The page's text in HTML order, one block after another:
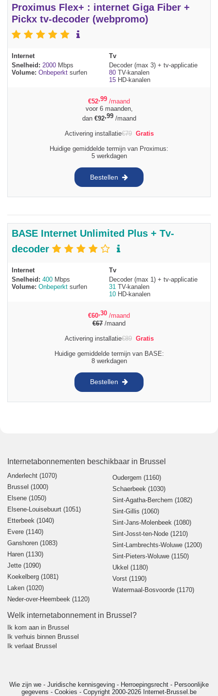
Proximus Flex+ : internet Giga Fiber +
Pickx tv-decoder (webpromo)
Internet
Snelheid: 2000 Mbps
Volume: Onbeperkt surfen
Tv
Decoder (max 3) + tv-applicatie
80 TV-kanalen
15 HD-kanalen
€52,99 /maand
voor 6 maanden,
dan €92,99/maand
Activering installatie€79 Gratis
Huidige gemiddelde termijn van Proximus:
5 werkdagen
Bestellen
BASE Internet Unlimited Plus + Tv-
decoder
Internet
Snelheid: 400 Mbps
Volume: Onbeperkt surfen
Tv
Decoder (max 1) + tv-applicatie
31 TV-kanalen
10 HD-kanalen
€60,30 /maand
€67 /maand
Activering installatie€89 Gratis
Huidige gemiddelde termijn van BASE:
8 werkdagen
Bestellen
Internetabonnementen beschikbaar in Brussel
Anderlecht (1070)
Brussel (1000)
Elsene (1050)
Elsene-Louisebuurt (1051)
Etterbeek (1040)
Evere (1140)
Ganshoren (1083)
Haren (1130)
Jette (1090)
Koekelberg (1081)
Laken (1020)
Neder-over-Heembeek (1120)
Oudergem (1160)
Schaerbeek (1030)
Sint-Agatha-Berchem (1082)
Sint-Gillis (1060)
Sint-Jans-Molenbeek (1080)
Sint-Josst-ten-Node (1210)
Sint-Lambrechts-Woluwe (1200)
Sint-Pieters-Woluwe (1150)
Ukkel (1180)
Vorst (1190)
Watermaal-Bosvoorde (1170)
Welk internetabonnement in Brussel?
Ik kom aan in Brussel
Ik verhuis binnen Brussel
Ik verlaat Brussel
Wie zijn we - Juridische kennisgeving - Herroepingsrecht - Persoonlijke
gegevens - Cookies - Copyright 2000-2026 Internet-Brussel.be